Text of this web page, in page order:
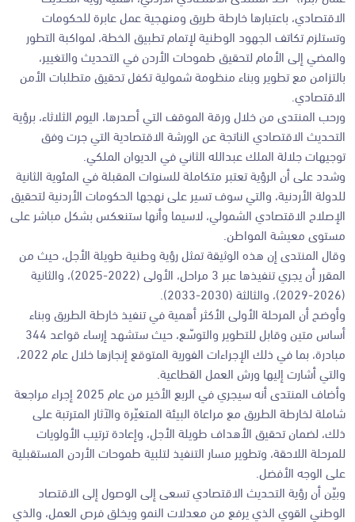
الاقتصادي، باعتبارها خارطة طريق ومنهجية عمل عابرة للحكومات
وتستلزم تكاتف الجهود الوطنية لإتمام تطبيق الخطة، لمواكبة التطور
والمضي إلى الأمام لتحقيق طموحات الأردن في التحديث والتغيير،
بالتزامن مع تطوير وبناء منظومة شمولية تكفل تحقيق متطلبات الأمن
الاقتصادي.
ورحب المنتدى من خلال ورقة الموقف التي أصدرها، اليوم الثلاثاء، برؤية
التحديث الاقتصادي الناتجة عن الورشة الاقتصادية التي جرت وفق
توجيهات جلالة الملك عبدالله الثاني في الديوان الملكي.
وشدد على أن الرؤية تعتبر متكاملة للسنوات المقبلة في المئوية الثانية
للدولة الأردنية، والتي سوف تسير على نهجها الحكومات الأردنية لتحقيق
الإصلاح الاقتصادي الشمولي، لاسيما وأنها ستنعكس بشكل مباشر على
مستوى معيشة المواطن.
وقال المنتدى إن هذه الوثيقة تمثل رؤية وطنية طويلة الأجل، حيث من
المقرر أن يجري تنفيذها عبر 3 مراحل، الأولى (2022-2025)، والثانية
(2026-2029)، والثالثة (2030-2033).
وأوضح أن المرحلة الأولى الأكثر أهمية في تنفيذ خارطة الطريق وبناء
أساس متين وقابل للتطوير والتوسّع، حيث ستشهد إرساء قواعد 344
مبادرة، بما في ذلك الإجراءات الفورية المتوقع إنجازها خلال عام 2022،
والتي أشارت إليها ورش العمل القطاعية.
وأضاف المنتدى أنه سيجري في الربع الأخير من عام 2025 إجراء مراجعة
شاملة لخارطة الطريق مع مراعاة البيئة المتغيّرة والآثار المترتبة على
ذلك، لضمان تحقيق الأهداف طويلة الأجل، وإعادة ترتيب الأولويات
للمرحلة اللاحقة، وتطوير مسار التنفيذ لتلبية طموحات الأردن المستقبلية
على الوجه الأفضل.
وبيّن أن رؤية التحديث الاقتصادي تسعى إلى الوصول إلى الاقتصاد
الوطني القوي الذي يرفع من معدلات النمو ويخلق فرص العمل، والذي